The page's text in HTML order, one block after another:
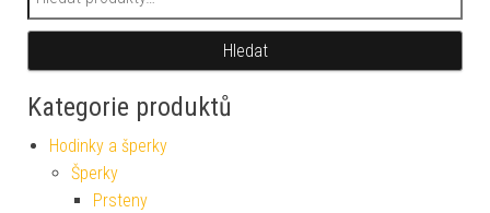
Hledat
Kategorie produktů
Hodinky a šperky
Šperky
Prsteny